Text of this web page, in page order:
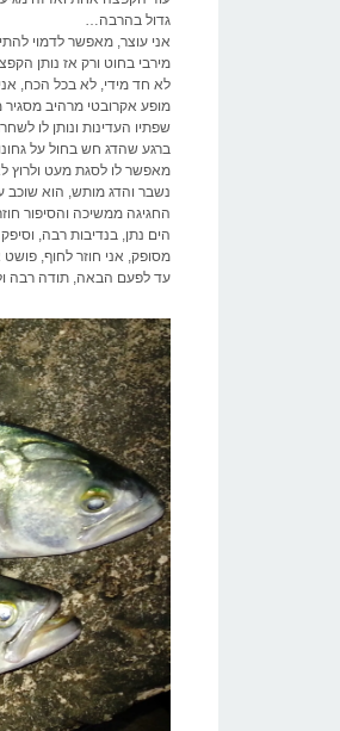
גדול בהרבה…
אני עוצר, מאפשר לדמוי
מירבי בחוט ורק אז נותן
לא חד מידי, לא בכל הכח,
מופע אקרובטי מרהיב
שפתיו העדינות ונותן לו
ברגע שהדג חש בחול על
מאפשר לו לסגת מעט ולרוץ
נשבר והדג מותש, הוא שוכב
החגיגה ממשיכה והסיפור
הים נתן, בנדיבות רבה,
מסופק, אני חוזר לחוף,
עד לפעם הבאה, תודה רבה